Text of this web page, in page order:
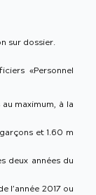
sur dossier.
«Personnel
maximum, à la
et 1.60 m
deux années du
l’année 2017 ou